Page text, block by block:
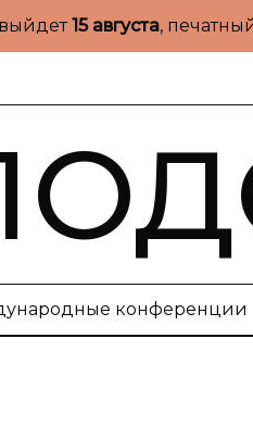
15 августа,
конференции